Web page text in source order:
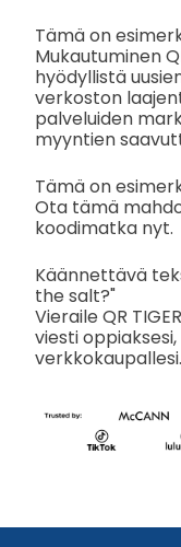
Tämä on
Mukautuminen
hyödyllistä
verkoston
palveluiden
myyntien
Tämä on
Ota tämä
koodimatka nyt.
Käännettävä
the salt?"
Vieraile QR
viesti
verkkokaupallesi.